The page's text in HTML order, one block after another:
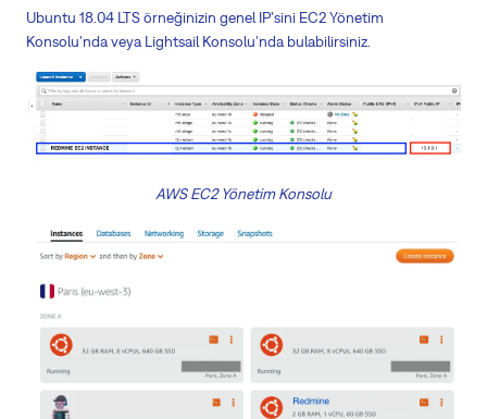
Ubuntu 18.04 LTS örneğinizin genel IP'sini EC2 Yönetim
Konsolu'nda veya Lightsail Konsolu'nda bulabilirsiniz.
AWS EC2 Yönetim Konsolu